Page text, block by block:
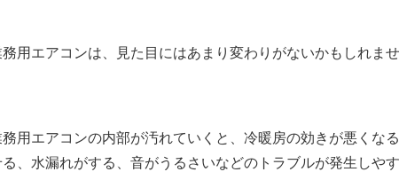
務用エアコンは、見た目にはあまり変わりがないかもしれま
務用エアコンの内部が汚れていくと、冷暖房の効きが悪くな
る、水漏れがする、音がうるさいなどのトラブルが発生しや